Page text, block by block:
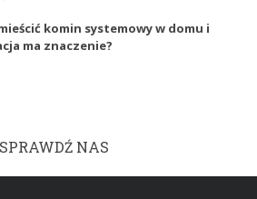
komin systemowy w domu i
ma znaczenie?
SPRAWDŹ NAS